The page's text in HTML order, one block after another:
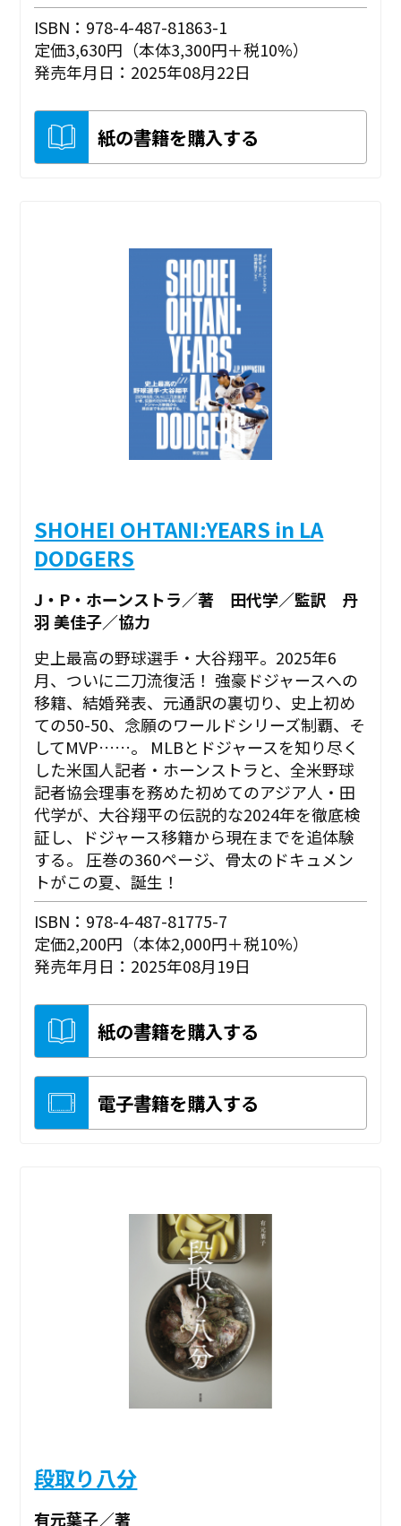
ISBN：978-4-487-81863-1
定価3,630円（本体3,300円＋税10%）
発売年月日：2025年08月22日
紙の書籍を購入する
SHOHEI OHTANI:YEARS in LA
DODGERS
J・P・ホーンストラ／著 田代学／監訳 丹
羽 美佳子／協力
史上最高の野球選手・大谷翔平。2025年6
月、ついに二刀流復活！ 強豪ドジャースへの
移籍、結婚発表、元通訳の裏切り、史上初め
ての50-50、念願のワールドシリーズ制覇、そ
してMVP……。 MLBとドジャースを知り尽く
した米国人記者・ホーンストラと、全米野球
記者協会理事を務めた初めてのアジア人・田
代学が、大谷翔平の伝説的な2024年を徹底検
証し、ドジャース移籍から現在までを追体験
する。 圧巻の360ページ、骨太のドキュメン
トがこの夏、誕生！
ISBN：978-4-487-81775-7
定価2,200円（本体2,000円＋税10%）
発売年月日：2025年08月19日
紙の書籍を購入する
電子書籍を購入する
段取り八分
有元葉子／著